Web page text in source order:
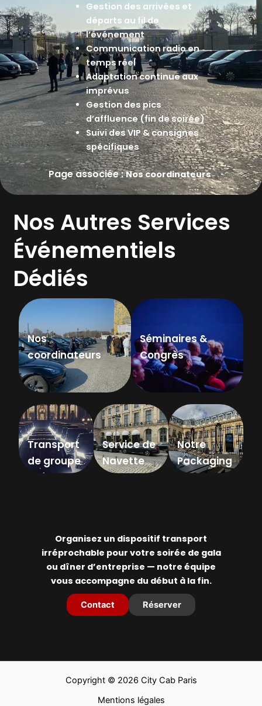
Gestion des arrivées et
départs au fil de
l’événement
Communication radio en
temps réel
Adaptation continue aux
imprévus
Gestion des pics
d’affluence (fin de soirée)
Suivi des VIP & consignes
spécifiques
Page associée :Nos coordinateurs
Nos Autres Services
Événementiels
Dédiés
Nos
coordinateurs
Séminaires &
Congrès
Transport
de groupe
événemen
Service de
Navette
VIP
Notre
Packaging
Organisez un dispositif transport
irréprochable pour votre soirée de gala
ou dîner d’entreprise — notre équipe
vous accompagne du début à la fin.
Contact Réserver
Copyright © 2026 City Cab Paris
Mentions légales